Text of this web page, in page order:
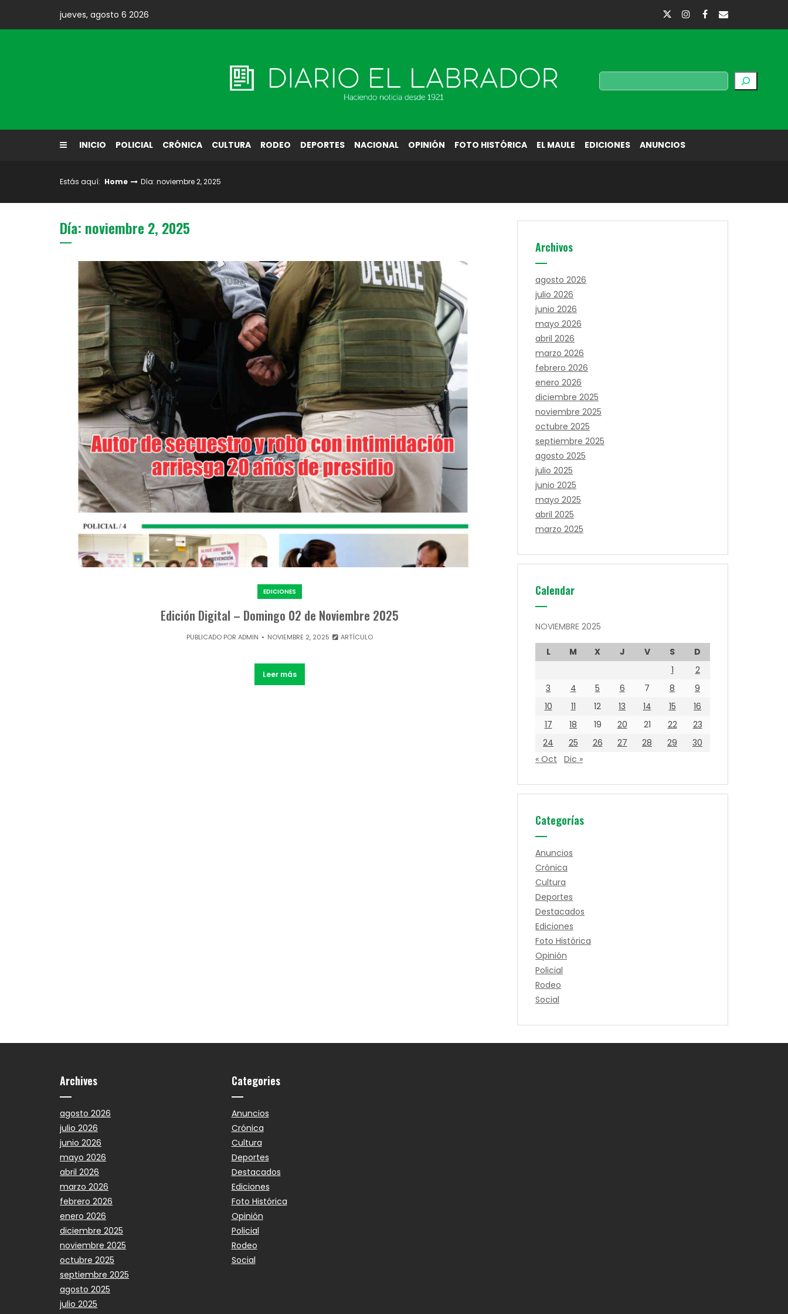
content
jueves, agosto 6 2026
Diario El Labrador Buscar
INICIO POLICIAL CRÓNICA CULTURA RODEO DEPORTES NACIONAL OPINIÓN FOTO HISTÓRICA EL MAULE EDICIONES ANUNCIOS
Estás aquí: Home Día: noviembre 2, 2025
Día: noviembre 2, 2025
EDICIONES
Edición Digital – Domingo 02 de Noviembre 2025
PUBLICADO POR ADMIN NOVIEMBRE 2, 2025 ARTÍCULO
Leer más
Archivos
agosto 2026
julio 2026
junio 2026
mayo 2026
abril 2026
marzo 2026
febrero 2026
enero 2026
diciembre 2025
noviembre 2025
octubre 2025
septiembre 2025
agosto 2025
julio 2025
junio 2025
mayo 2025
abril 2025
marzo 2025
Calendar
NOVIEMBRE 2025
L M X J V S
D
1
2
3
4 5 6 7 8
9
10
11 12 13 14 15
16
17
18 19 20 21 22
23
24
25 26 27 28 29
30
« Oct
Dic »
Categorías
Anuncios
Crónica
Cultura
Deportes
Destacados
Ediciones
Foto Histórica
Opinión
Policial
Rodeo
Social
Archives
agosto 2026
julio 2026
junio 2026
mayo 2026
abril 2026
marzo 2026
febrero 2026
enero 2026
diciembre 2025
noviembre 2025
octubre 2025
septiembre 2025
agosto 2025
julio 2025
Categories
Anuncios
Crónica
Cultura
Deportes
Destacados
Ediciones
Foto Histórica
Opinión
Policial
Rodeo
Social